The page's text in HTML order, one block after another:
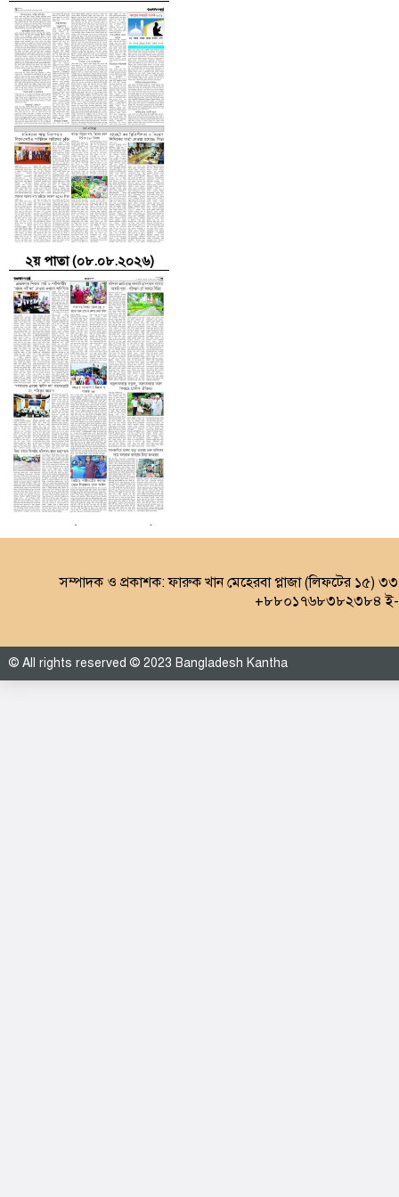
২য় পাতা (০৮.০৮.২০২৬)
সম্পাদক ও প্রকাশক: ফারুক খান মেহেরবা প্লাজা (লিফটের ১৫)
+৮৮০১৭৬৮৩৮২৩৮৪ ই-
© All rights reserved © 2023 Bangladesh Kantha